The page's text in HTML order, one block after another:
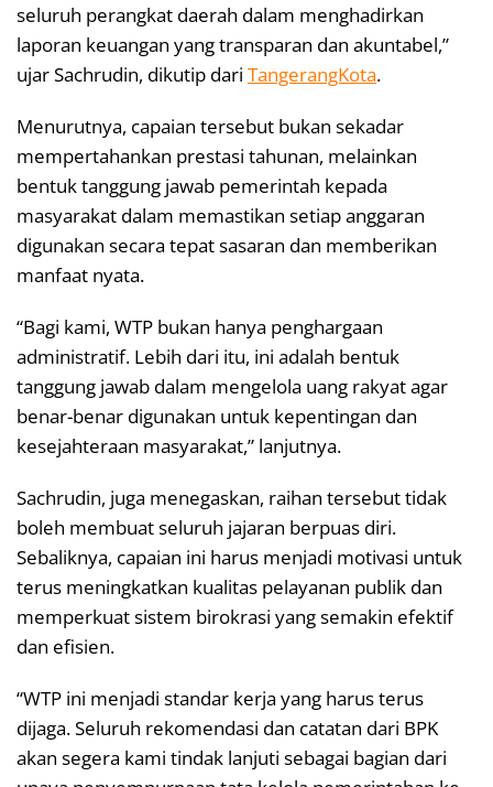
seluruh perangkat daerah dalam menghadirkan
laporan keuangan yang transparan dan akuntabel,”
ujar Sachrudin, dikutip dari TangerangKota.
Menurutnya, capaian tersebut bukan sekadar
mempertahankan prestasi tahunan, melainkan
bentuk tanggung jawab pemerintah kepada
masyarakat dalam memastikan setiap anggaran
digunakan secara tepat sasaran dan memberikan
manfaat nyata.
“Bagi kami, WTP bukan hanya penghargaan
administratif. Lebih dari itu, ini adalah bentuk
tanggung jawab dalam mengelola uang rakyat agar
benar-benar digunakan untuk kepentingan dan
kesejahteraan masyarakat,” lanjutnya.
Sachrudin, juga menegaskan, raihan tersebut tidak
boleh membuat seluruh jajaran berpuas diri.
Sebaliknya, capaian ini harus menjadi motivasi untuk
terus meningkatkan kualitas pelayanan publik dan
memperkuat sistem birokrasi yang semakin efektif
dan efisien.
“WTP ini menjadi standar kerja yang harus terus
dijaga. Seluruh rekomendasi dan catatan dari BPK
akan segera kami tindak lanjuti sebagai bagian dari